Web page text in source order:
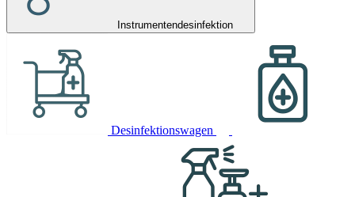
Instrumentendesinfektion
Desinfektionswagen